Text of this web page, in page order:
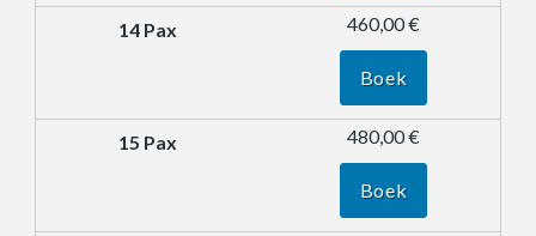
460,00 €
Boek
480,00 €
Boek